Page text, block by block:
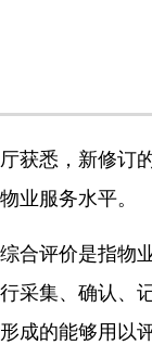
悉，新修订
业服务水平。
评价是指物
采集、确认、
成的能够用以